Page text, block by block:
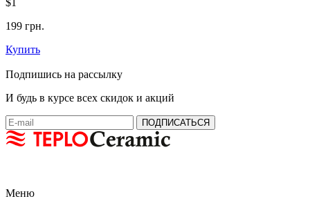
$1
199 грн.
Купить
Подпишись на рассылку
И будь в курсе всех скидок и акций
Меню